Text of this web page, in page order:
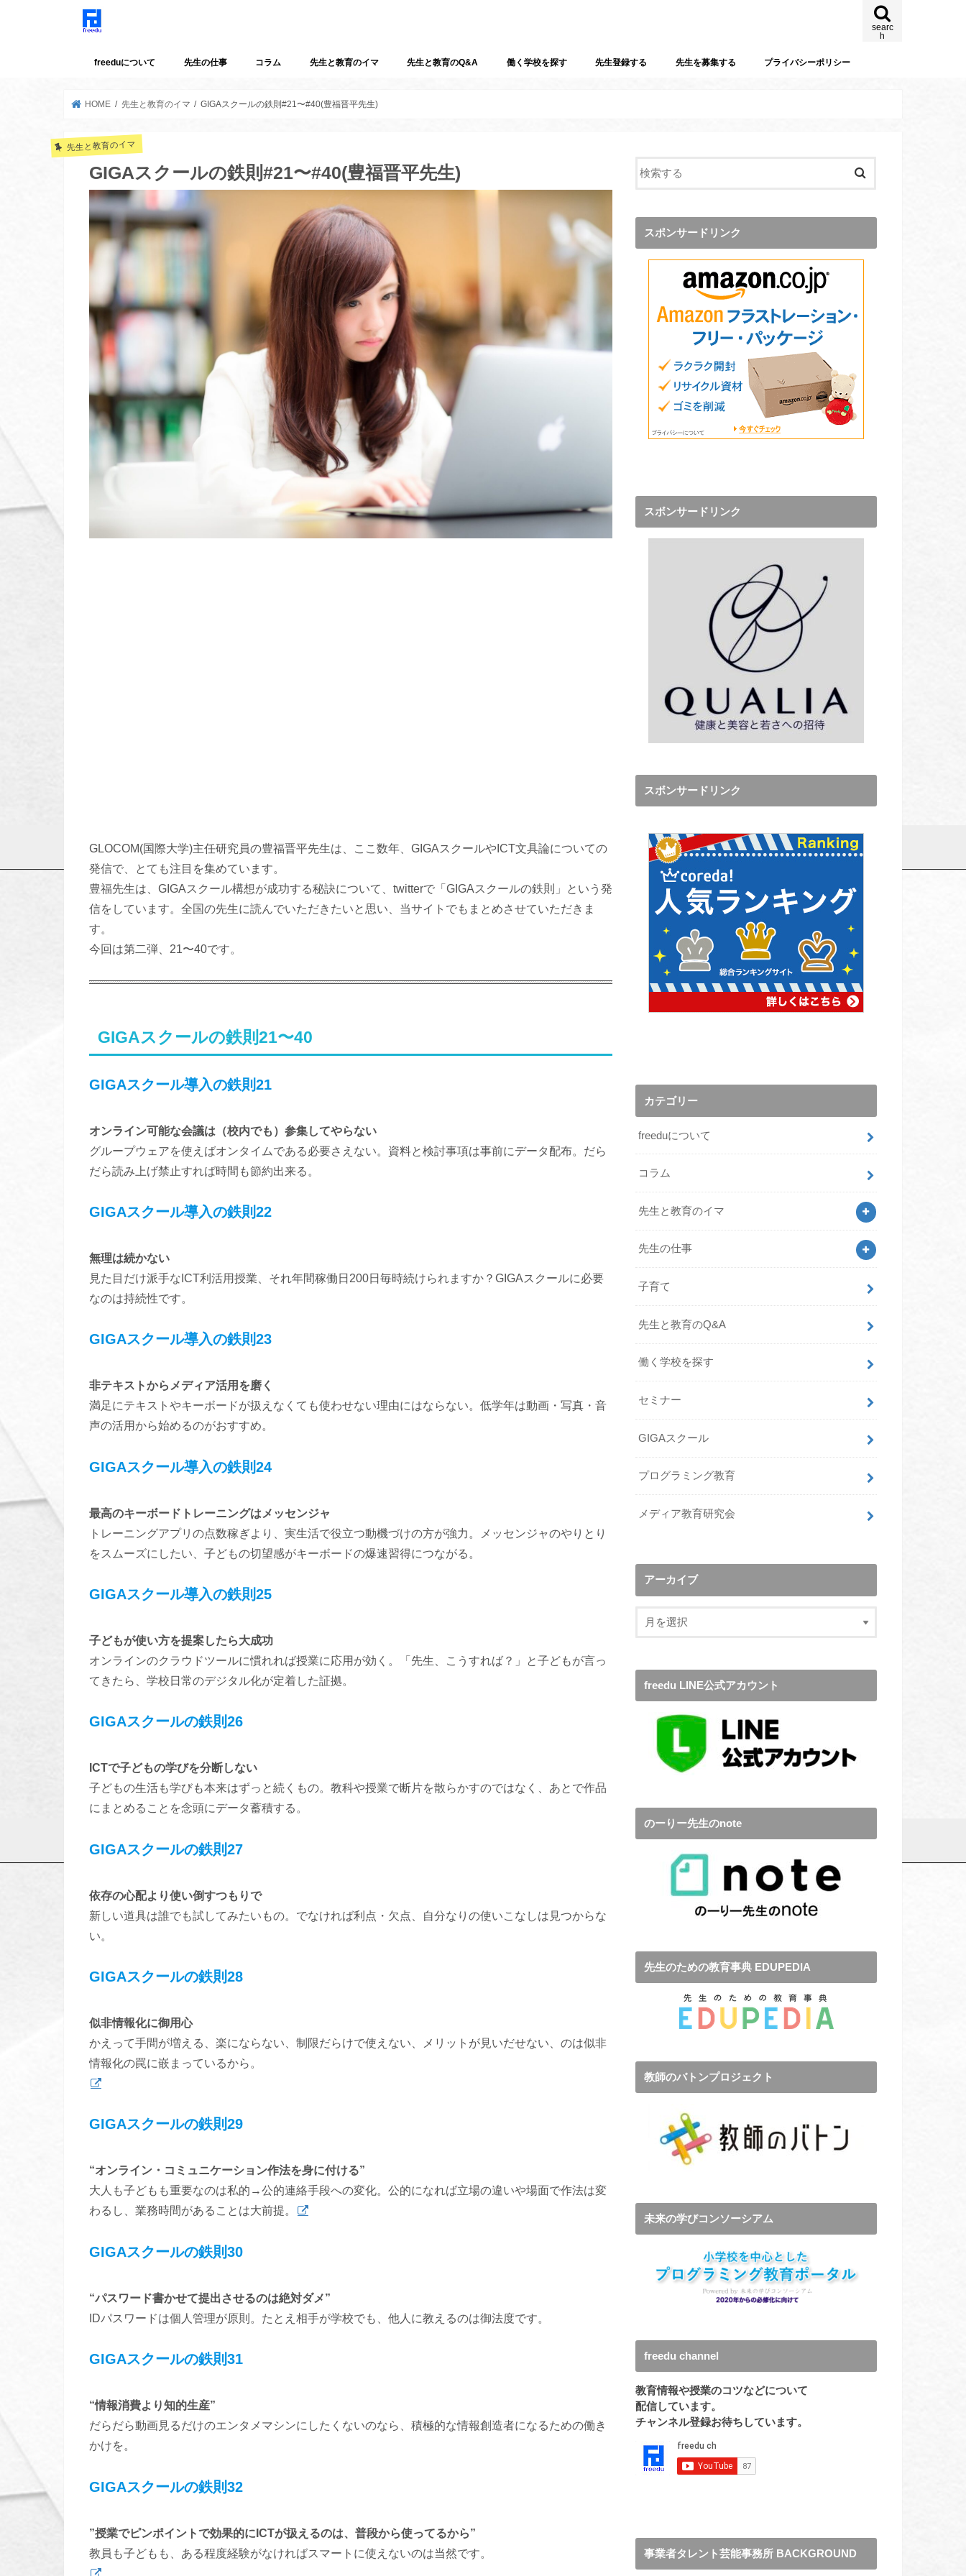
searc
h
freeduについて 先生の仕事 コラム 先生と教育のイマ 先生と教育のQ&A 働く学校を探す 先生登録する 先生を募集する プライバシーポリシー
HOME 先生と教育のイマ GIGAスクールの鉄則#21〜#40(豊福晋平先生)
先生と教育のイマ
GIGAスクールの鉄則#21〜#40(豊福晋平先生)
GLOCOM(国際大学)主任研究員の豊福晋平先生は、ここ数年、GIGAスクールやICT文具論についての
発信で、とても注目を集めています。
豊福先生は、GIGAスクール構想が成功する秘訣について、twitterで「GIGAスクールの鉄則」という発
信をしています。全国の先生に読んでいただきたいと思い、当サイトでもまとめさせていただきま
す。
今回は第二弾、21〜40です。
GIGAスクールの鉄則21〜40
GIGAスクール導入の鉄則21
オンライン可能な会議は（校内でも）参集してやらない
グループウェアを使えばオンタイムである必要さえない。資料と検討事項は事前にデータ配布。だら
だら読み上げ禁止すれば時間も節約出来る。
GIGAスクール導入の鉄則22
無理は続かない
見た目だけ派手なICT利活用授業、それ年間稼働日200日毎時続けられますか？GIGAスクールに必要
なのは持続性です。
GIGAスクール導入の鉄則23
非テキストからメディア活用を磨く
満足にテキストやキーボードが扱えなくても使わせない理由にはならない。低学年は動画・写真・音
声の活用から始めるのがおすすめ。
GIGAスクール導入の鉄則24
最高のキーボードトレーニングはメッセンジャ
トレーニングアプリの点数稼ぎより、実生活で役立つ動機づけの方が強力。メッセンジャのやりとり
をスムーズにしたい、子どもの切望感がキーボードの爆速習得につながる。
GIGAスクール導入の鉄則25
子どもが使い方を提案したら大成功
オンラインのクラウドツールに慣れれば授業に応用が効く。「先生、こうすれば？」と子どもが言っ
てきたら、学校日常のデジタル化が定着した証拠。
GIGAスクールの鉄則26
ICTで子どもの学びを分断しない
子どもの生活も学びも本来はずっと続くもの。教科や授業で断片を散らかすのではなく、あとで作品
にまとめることを念頭にデータ蓄積する。
GIGAスクールの鉄則27
依存の心配より使い倒すつもりで
新しい道具は誰でも試してみたいもの。でなければ利点・欠点、自分なりの使いこなしは見つからな
い。
GIGAスクールの鉄則28
似非情報化に御用心
かえって手間が増える、楽にならない、制限だらけで使えない、メリットが見いだせない、のは似非
情報化の罠に嵌まっているから。
GIGAスクールの鉄則29
“オンライン・コミュニケーション作法を身に付ける”
大人も子どもも重要なのは私的→公的連絡手段への変化。公的になれば立場の違いや場面で作法は変
わるし、業務時間があることは大前提。
GIGAスクールの鉄則30
“パスワード書かせて提出させるのは絶対ダメ”
IDパスワードは個人管理が原則。たとえ相手が学校でも、他人に教えるのは御法度です。
GIGAスクールの鉄則31
“情報消費より知的生産”
だらだら動画見るだけのエンタメマシンにしたくないのなら、積極的な情報創造者になるための働き
かけを。
GIGAスクールの鉄則32
”授業でピンポイントで効果的にICTが扱えるのは、普段から使ってるから”
教員も子どもも、ある程度経験がなければスマートに使えないのは当然です。
スポンサードリンク
スボンサードリンク
スボンサードリンク
カテゴリー
freeduについて
コラム
先生と教育のイマ
先生の仕事
子育て
先生と教育のQ&A
働く学校を探す
セミナー
GIGAスクール
プログラミング教育
メディア教育研究会
アーカイブ
freedu LINE公式アカウント
のーりー先生のnote
先生のための教育事典 EDUPEDIA
教師のバトンプロジェクト
未来の学びコンソーシアム
freedu channel
教育情報や授業のコツなどについて
配信しています。
チャンネル登録お待ちしています。
事業者タレント芸能事務所 BACKGROUND